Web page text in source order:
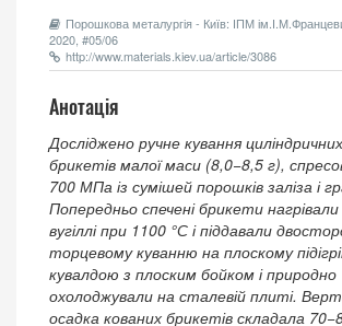
Порошкова металургія - Київ: ІПМ
2020, #05/06
http://www.materials.kiev.ua/article/3086
Анотація
Досліджено ручне кування
брикетів малої маси (8,0−8,5 г),
700 МПа із сумішей порошків заліза і
Попередньо спечені брикети
вугіллі при 1100 °С і піддавали
торцевому куванню на плоскому
кувалдою з плоским бойком і природно
охолоджували на сталевій плиті.
осадка кованих брикетів складала